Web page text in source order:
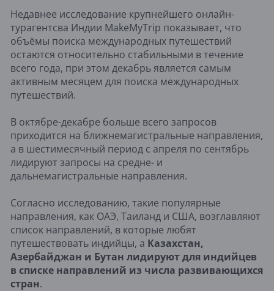
Недавнее исследование крупнейшего онлайн-
турагентсва Индии MakeMyTrip показывает, что
объёмы поиска международных путешествий
остаются относительно стабильными в течение
всего года, при этом декабрь является самым
активным месяцем для поиска международных
путешествий.
В октябре-декабре больше всего запросов
приходится на ближнемагистральные направления,
а в шестимесячный период с апреля по сентябрь
лидируют запросы на средне- и
дальнемагистральные направления.
Согласно исследованию, такие популярные
направления, как ОАЭ, Таиланд и США, возглавляют
список направлений, в которые любят
путешествовать индийцы, а Казахстан,
Азербайджан и Бутан лидируют для индийцев
в списке направлений из числа развивающихся
стран.